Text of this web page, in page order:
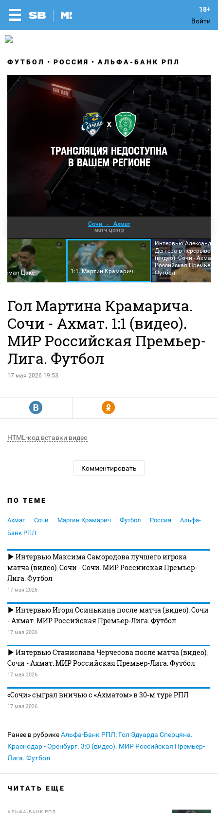
Войти
ФУТБОЛ РОССИЯ АЛЬФА-БАНК РПЛ
Сочи - Ахмат
матч-центр
Цаке 1:1. Мартин Крамарич
Интервью Александра
Дегтева в перерыве
(видео). Сочи -
Российская Премьер-
Футбол
Гол Мартина Крамарича.
Сочи - Ахмат. 1:1 (видео).
МИР Российская Премьер-
Лига. Футбол
17 мая 2026 19:53
R Y
HTML-код вставки видео
Комментировать
ПО ТЕМЕ
Ахмат Сочи Мартин Крамарич Футбол Россия
Альфа-
Банк РПЛ
Интервью Максима Самородова лучшего игрока
матча (видео). Сочи - Сочи. МИР Российская Премьер-
Лига. Футбол
17 мая 2026
Интервью Игоря Осинькина после матча (видео). Сочи
- Ахмат. МИР Российская Премьер-Лига. Футбол
17 мая 2026
Интервью Станислава Черчесова после матча (видео).
Сочи - Ахмат. МИР Российская Премьер-Лига. Футбол
17 мая 2026
«Сочи» сыграл вничью с «Ахматом» в 30‑м туре РПЛ
17 мая 2026
Ранее в рубрикеАльфа-Банк РПЛ: Гол Эдуарда Сперцяна.
Краснодар - Оренбург. 3:0 (видео). МИР Российская Премьер-
Лига. Футбол
ЧИТАТЬ ЕЩЕ
АЛЬФА-БАНК РПЛ